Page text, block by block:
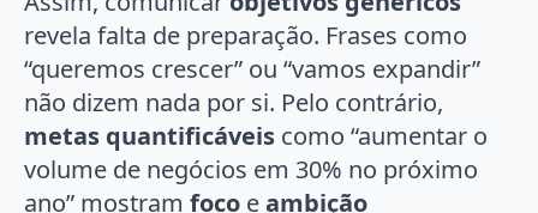
revela falta de preparação. Frases como
“queremos crescer” ou “vamos expandir”
não dizem nada por si. Pelo contrário,
metas quantificáveis como “aumentar o
volume de negócios em 30% no próximo
ano” mostram foco eambição